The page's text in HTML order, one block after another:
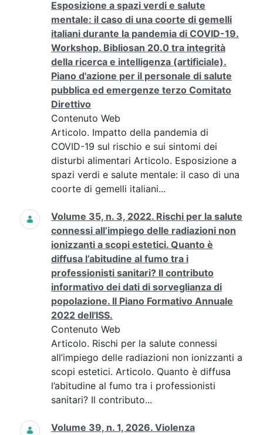
Esposizione a spazi verdi e salute
mentale: il caso di una coorte di gemelli
italiani durante la pandemia di COVID-19.
Workshop. Bibliosan 20.0 tra integrità
della ricerca e intelligenza (artificiale).
Piano d'azione per il personale di salute
pubblica ed emergenze terzo Comitato
Direttivo
Contenuto Web
Articolo. Impatto della pandemia di
COVID-19 sul rischio e sui sintomi dei
disturbi alimentari Articolo. Esposizione a
spazi verdi e salute mentale: il caso di una
coorte di gemelli italiani...
Volume 35, n. 3, 2022. Rischi per la salute
connessi all’impiego delle radiazioni non
ionizzanti a scopi estetici. Quanto è
diffusa l’abitudine al fumo tra i
professionisti sanitari? Il contributo
informativo dei dati di sorveglianza di
popolazione. Il Piano Formativo Annuale
2022 dell'ISS.
Contenuto Web
Articolo. Rischi per la salute connessi
all’impiego delle radiazioni non ionizzanti a
scopi estetici. Articolo. Quanto è diffusa
l’abitudine al fumo tra i professionisti
sanitari? Il contributo...
Volume 39, n. 1, 2026. Violenza